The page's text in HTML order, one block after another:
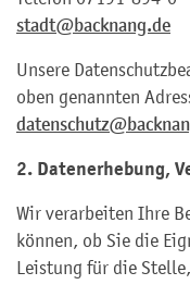
stadt@backnang.de
Unsere
oben genannten
2. Datenerhebung,
Wir verarbeiten Ihre
können, ob Sie die
Leistung für die